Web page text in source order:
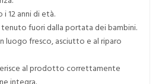
12 anni di età.
fuori dalla portata dei bambini.
luogo fresco, asciutto e al riparo
al prodotto correttamente